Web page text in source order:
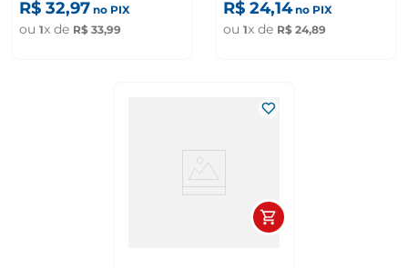
R$ 32,97 no PIX
ou 1x de R$ 33,99
R$ 24,14no PIX
ou 1x de R$ 24,89